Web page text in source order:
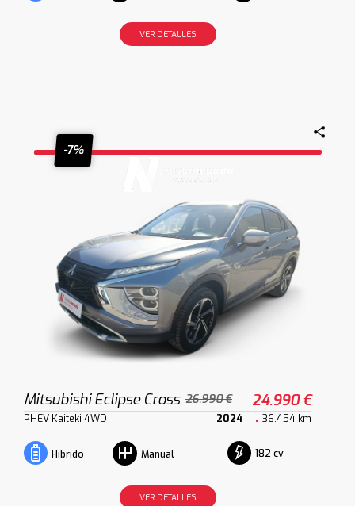
VER DETALLES
-7%
Mitsubishi Eclipse Cross 26.990 € 24.990 €
PHEV Kaiteki 4WD 2024 36.454 km
Híbrido Manual 182 cv
VER DETALLES